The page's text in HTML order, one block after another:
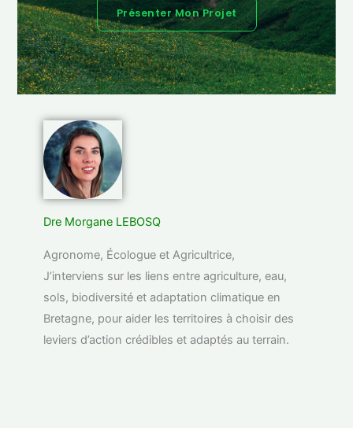
Présenter Mon Projet
Dre Morgane LEBOSQ
Agronome, Écologue et Agricultrice,
J’interviens sur les liens entre agriculture, eau,
sols, biodiversité et adaptation climatique en
Bretagne, pour aider les territoires à choisir des
leviers d’action crédibles et adaptés au terrain.